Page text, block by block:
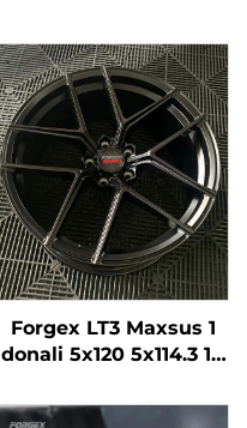
Forgex LT3 Maxsus 1
donali 5x120 5x114.3 18
Forged Chuqur